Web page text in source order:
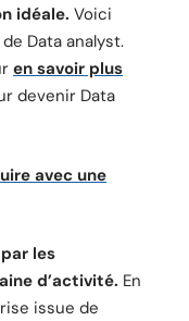
idéale. Voici
Data analyst.
en savoir plus
devenir Data
avec une
les
d’activité. En
issue de